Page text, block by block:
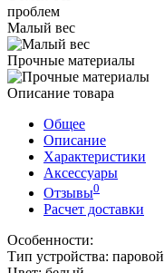
проблем
Малый вес
Прочные материалы
Описание товара
Общее
Описание
Характеристики
Аксессуары
Отзывы0
Расчет доставки
Особенности:
Тип устройства: паровой